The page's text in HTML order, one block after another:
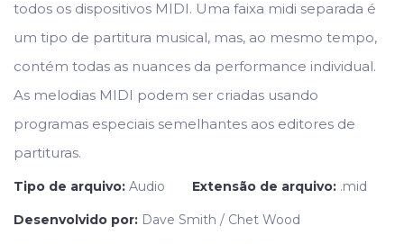
todos os dispositivos MIDI. Uma faixa midi separada é
um tipo de partitura musical, mas, ao mesmo tempo,
contém todas as nuances da performance individual.
As melodias MIDI podem ser criadas usando
programas especiais semelhantes aos editores de
partituras.
Tipo de arquivo: Audio Extensão de arquivo: .mid
Desenvolvido por: Dave Smith / Chet Wood